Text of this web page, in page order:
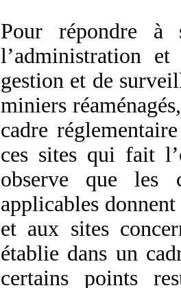
Pour répondre à
l’administration
gestion et de
miniers
cadre
ces sites qui fait
observe que les
applicables
et aux sites
établie dans un
certains points